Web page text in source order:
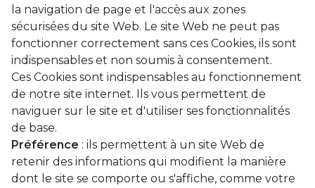
la navigation de page et l'accès aux zones
sécurisées du site Web. Le site Web ne peut pas
fonctionner correctement sans ces Cookies, ils sont
indispensables et non soumis à consentement.
Ces Cookies sont indispensables au fonctionnement
de notre site internet. Ils vous permettent de
naviguer sur le site et d'utiliser ses fonctionnalités
de base.
Préférence : ils permettent à un site Web de
retenir des informations qui modifient la manière
dont le site se comporte ou s'affiche, comme votre